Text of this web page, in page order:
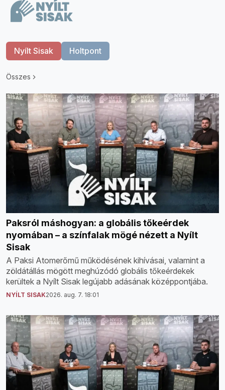
Nyílt Sisak Holtpont
Összes
Paksról máshogyan: a globális tőkeérdek
nyomában – a színfalak mögé nézett a Nyílt
Sisak
A Paksi Atomerőmű működésének kihívásai, valamint a
zöldátállás mögött meghúzódó globális tőkeérdekek
kerültek a Nyílt Sisak legújabb adásának középpontjába.
NYÍLT SISAK2026. aug. 7. 18:01